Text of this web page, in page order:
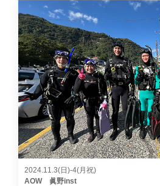
2024.11.3(日)-4(月祝)
AOW 眞野inst